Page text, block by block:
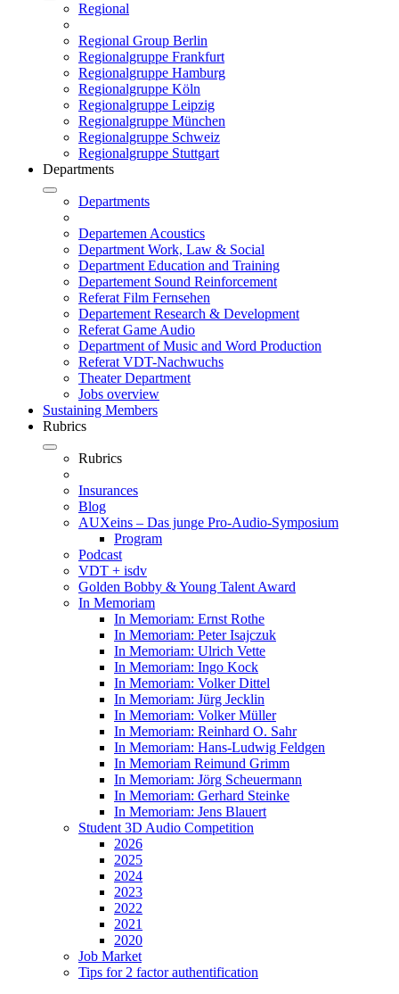
Regional
Regional Group Berlin
Regionalgruppe Frankfurt
Regionalgruppe Hamburg
Regionalgruppe Köln
Regionalgruppe Leipzig
Regionalgruppe München
Regionalgruppe Schweiz
Regionalgruppe Stuttgart
Departments
Departments
Departemen Acoustics
Department Work, Law & Social
Department Education and Training
Departement Sound Reinforcement
Referat Film Fernsehen
Departement Research & Development
Referat Game Audio
Department of Music and Word Production
Referat VDT-Nachwuchs
Theater Department
Jobs overview
Sustaining Members
Rubrics
Rubrics
Insurances
Blog
AUXeins – Das junge Pro-Audio-Symposium
Program
Podcast
VDT + isdv
Golden Bobby & Young Talent Award
In Memoriam
In Memoriam: Ernst Rothe
In Memoriam: Peter Isajczuk
In Memoriam: Ulrich Vette
In Memoriam: Ingo Kock
In Memoriam: Volker Dittel
In Memoriam: Jürg Jecklin
In Memoriam: Volker Müller
In Memoriam: Reinhard O. Sahr
In Memoriam: Hans-Ludwig Feldgen
In Memoriam Reimund Grimm
In Memoriam: Jörg Scheuermann
In Memoriam: Gerhard Steinke
In Memoriam: Jens Blauert
Student 3D Audio Competition
2026
2025
2024
2023
2022
2021
2020
Job Market
Tips for 2 factor authentification